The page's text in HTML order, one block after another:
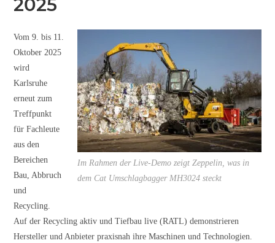
2025
Im Rahmen der Live-Demo zeigt Zeppelin, was in
dem Cat Umschlagbagger MH3024 steckt
Vom 9. bis 11.
Oktober 2025
wird
Karlsruhe
erneut zum
Treffpunkt
für Fachleute
aus den
Bereichen
Bau, Abbruch
und
Recycling.
Auf der Recycling aktiv und Tiefbau live (RATL) demonstrieren
Hersteller und Anbieter praxisnah ihre Maschinen und Technologien.